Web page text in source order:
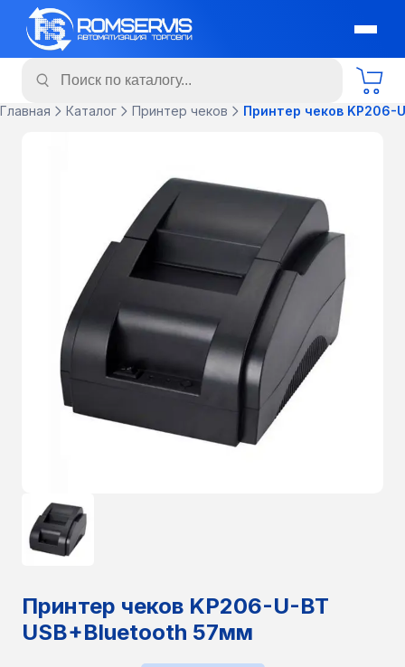
Главная Каталог Принтер чеков Принтер чеков KP206-
Принтер чеков KP206-U-BT
USB+Bluetooth 57мм